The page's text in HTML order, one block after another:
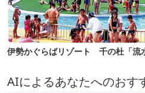
伊勢かぐらばリゾート 千の杜「流
AIによるあなたへのおす